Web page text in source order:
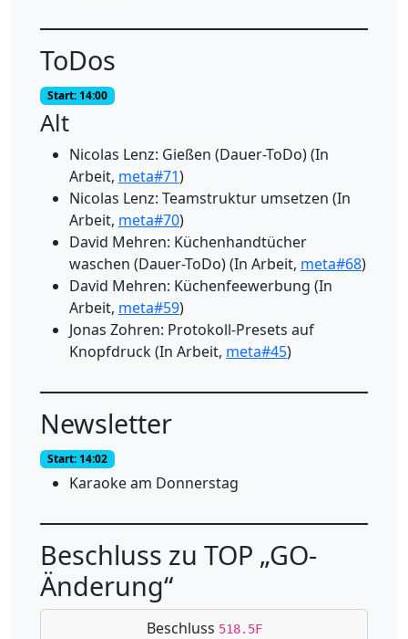
ToDos
Start: 14:00
Alt
Nicolas Lenz: Gießen (Dauer-ToDo) (In
Arbeit, meta#71)
Nicolas Lenz: Teamstruktur umsetzen (In
Arbeit, meta#70)
David Mehren: Küchenhandtücher
waschen (Dauer-ToDo) (In Arbeit, meta#68)
David Mehren: Küchenfeewerbung (In
Arbeit, meta#59)
Jonas Zohren: Protokoll-Presets auf
Knopfdruck (In Arbeit, meta#45)
Newsletter
Start: 14:02
Karaoke am Donnerstag
Beschluss zu TOP „GO-
Änderung“
Beschluss 518.5F